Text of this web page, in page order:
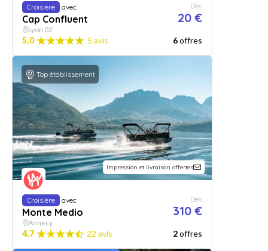
Croisière avec
Cap Confluent
Dès
20 €
Lyon 02
5.0 5 avis 6offres
Top établissement
Impression et livraison offertes
Croisière avec
Monte Medio
Dès
310 €
Annecy
4.7 22 avis 2offres